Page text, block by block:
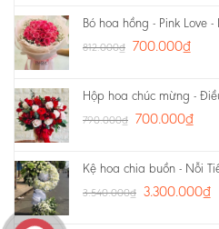
Bó hoa hồng - Pink Love -
812.000₫ 700.000₫
Hộp hoa chúc mừng -
790.000₫ 700.000₫
Kệ hoa chia buồn - Nỗi
3.540.000₫ 3.300.000₫